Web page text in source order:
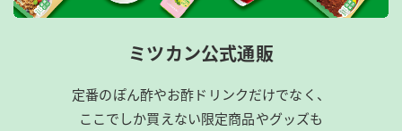
ミツカン公式通販
定番のぽん酢やお酢ドリンクだけでなく、
ここでしか買えない限定商品やグッズも